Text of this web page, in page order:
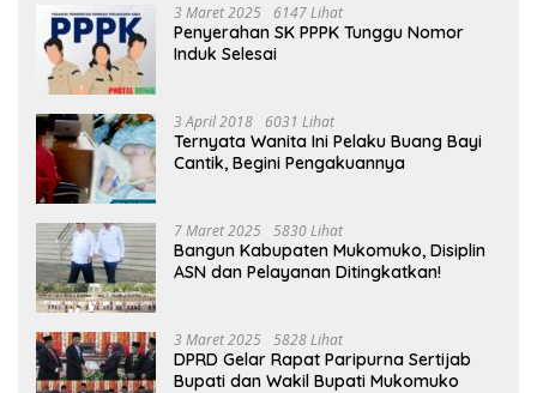
3 Maret 2025 6147 Lihat
Penyerahan SK PPPK Tunggu Nomor
Induk Selesai
3 April 2018 6031 Lihat
Ternyata Wanita Ini Pelaku Buang Bayi
Cantik, Begini Pengakuannya
7 Maret 2025 5830 Lihat
Bangun Kabupaten Mukomuko, Disiplin
ASN dan Pelayanan Ditingkatkan!
3 Maret 2025 5828 Lihat
DPRD Gelar Rapat Paripurna Sertijab
Bupati dan Wakil Bupati Mukomuko